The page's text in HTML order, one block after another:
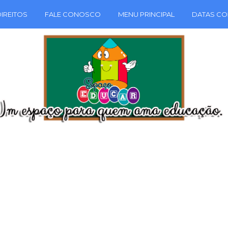
FALE CONOSCO MENU PRINCIPAL DATAS